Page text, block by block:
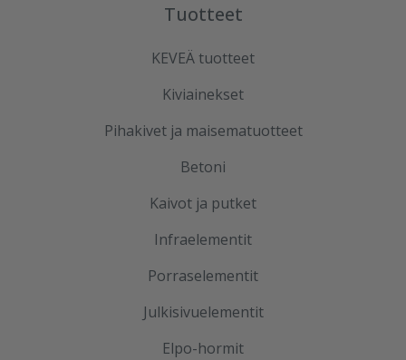
Tuotteet
KEVEÄ tuotteet
Kiviainekset
Pihakivet ja maisematuotteet
Betoni
Kaivot ja putket
Infraelementit
Porraselementit
Julkisivuelementit
Elpo-hormit